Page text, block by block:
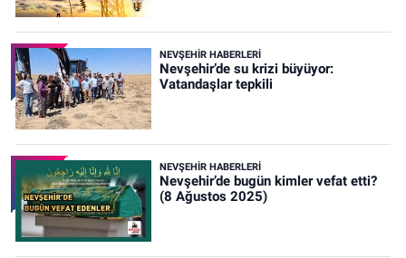
NEVŞEHIR HABERLERI
Nevşehir’de su krizi büyüyor:
Vatandaşlar tepkili
NEVŞEHIR HABERLERI
Nevşehir’de bugün kimler vefat etti?
(8 Ağustos 2025)